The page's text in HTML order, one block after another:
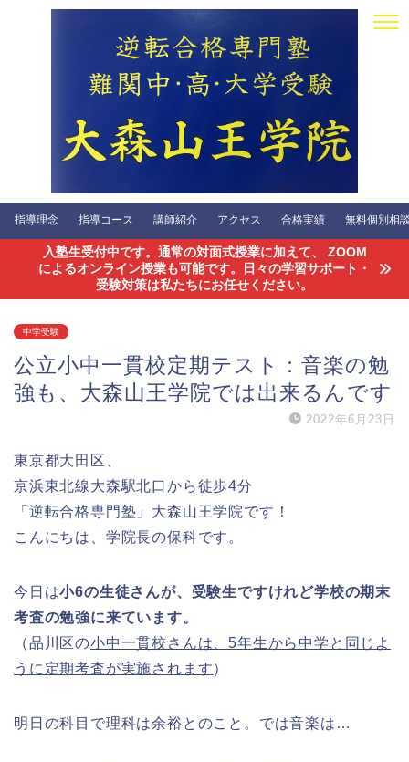
指導理念 指導コース 講師紹介 アクセス 合格実績 無料個別相
入塾生受付中です。通常の対面式授業に加えて、 ZOOM
によるオンライン授業も可能です。日々の学習サポート・
受験対策は私たちにお任せください。
中学受験
公立小中一貫校定期テスト：音楽の勉
強も、大森山王学院では出来るんです
2022年6月23日
東京都大田区、
京浜東北線大森駅北口から徒歩4分
「逆転合格専門塾」大森山王学院です！
こんにちは、学院長の保科です。
今日は小6の生徒さんが、受験生ですけれど学校の期末
考査の勉強に来ています。
（品川区の小中一貫校さんは、5年生から中学と同じよ
うに定期考査が実施されます）
明日の科目で理科は余裕とのこと。では音楽は…